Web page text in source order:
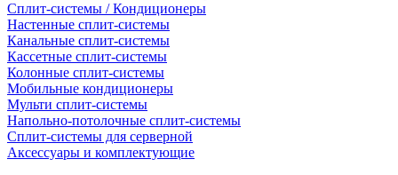
Сплит-системы / Кондиционеры
Настенные сплит-системы
Канальные сплит-системы
Кассетные сплит-системы
Колонные сплит-системы
Мобильные кондиционеры
Мульти сплит-системы
Напольно-потолочные сплит-системы
Сплит-системы для серверной
Аксессуары и комплектующие